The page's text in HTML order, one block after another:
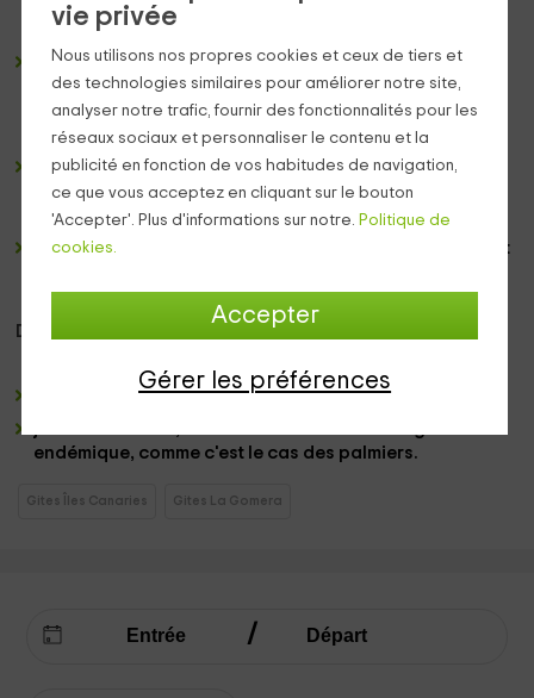
vie privée
Nous utilisons nos propres cookies et ceux de tiers et
des technologies similaires pour améliorer notre site,
analyser notre trafic, fournir des fonctionnalités pour les
réseaux sociaux et personnaliser le contenu et la
publicité en fonction de vos habitudes de navigation,
ce que vous acceptez en cliquant sur le bouton
'Accepter'. Plus d'informations sur notre.
Politique de
cookies.
Accepter
Gérer les préférences
devenir un lit,et à côté des meubles en bois
lesquels nous avons la télévision
une cuisinedans laquelle vous pouvez faire vos plats
préférés sans problème, avecappareils etexteren
parfait état pour que vous puissiez en profiter au
maximum.
une salle de bain complète , dans laquelle nous
trouvonsune baignoire entre les toilettes,et plusieurs
serviettes pour plus de confort.
une chambre double
un lit
avectablesla nuit.
Dans la zone
nous avons:
avec des tables et des chaises.
endémique, comme c'est le cas des palmiers.
Gites Îles Canaries Gites La Gomera